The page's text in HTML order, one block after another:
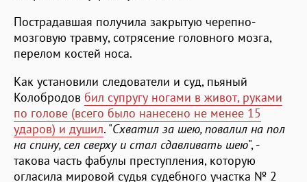
Пострадавшая получила закрытую черепно-
мозговую травму, сотрясение головного мозга,
перелом костей носа.
Как установили следователи и суд, пьяный
Колобродов бил супругу ногами в живот, руками
по голове (всего было нанесено не менее 15
ударов) и душил. "Схватил за шею, повалил на пол
на спину, сел сверху и стал сдавливать шею", -
такова часть фабулы преступления, которую
огласила мировой судья судебного участка № 2